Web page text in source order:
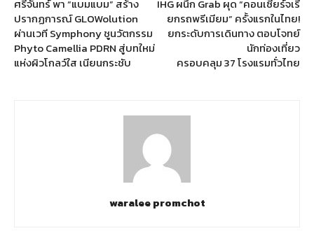
ศรีจันทร์ พา “แบมแบม” สร้าง
ปรากฏการณ์ GLOWolution
ผ่านเวที Symphony ชูนวัตกรรม
Phyto Camellia PDRN สู่บทใหม่
แห่งผิวโกลว์ใส เนียนกระชับ
IHG ผนึก Grab ผุด “คอนเซียร์จเรี
ยกรถพรีเมียม” ครั้งแรกในไทย!
ยกระดับการเดินทาง ตอบโจทย์
นักท่องเที่ยว
ครอบคลุม 37 โรงแรมทั่วไทย
waralee promchot